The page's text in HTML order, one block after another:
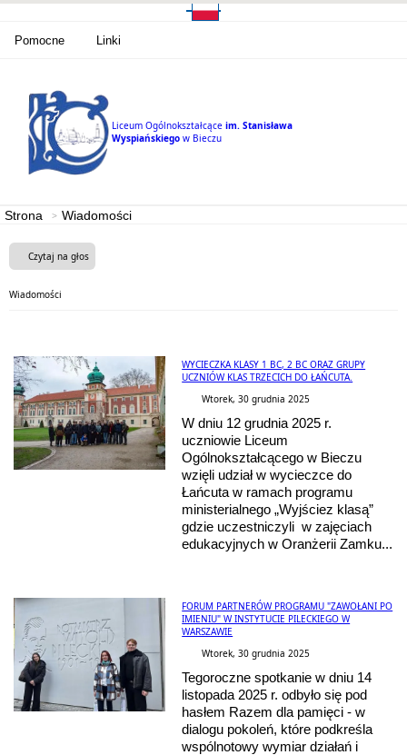
Pomocne Linki
Liceum Ogólnokształcące im. Stanisława
Wyspiańskiego w Bieczu
Strona Wiadomości
Czytaj na głos
Wiadomości
WYCIECZKA KLASY 1 BC, 2 BC ORAZ GRUPY
UCZNIÓW KLAS TRZECICH DO ŁAŃCUTA.
Wtorek, 30 grudnia 2025
W dniu 12 grudnia 2025 r.
uczniowie Liceum
Ogólnokształcącego w Bieczu
wzięli udział w wycieczce do
Łańcuta w ramach programu
ministerialnego „Wyjściez klasą”
gdzie uczestniczyli w zajęciach
edukacyjnych w Oranżerii Zamku...
FORUM PARTNERÓW PROGRAMU "ZAWOŁANI PO
IMIENIU" W INSTYTUCIE PILECKIEGO W
WARSZAWIE
Wtorek, 30 grudnia 2025
Tegoroczne spotkanie w dniu 14
listopada 2025 r. odbyło się pod
hasłem Razem dla pamięci - w
dialogu pokoleń, które podkreśla
wspólnotowy wymiar działań i